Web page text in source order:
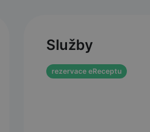
Služby
rezervace eReceptu